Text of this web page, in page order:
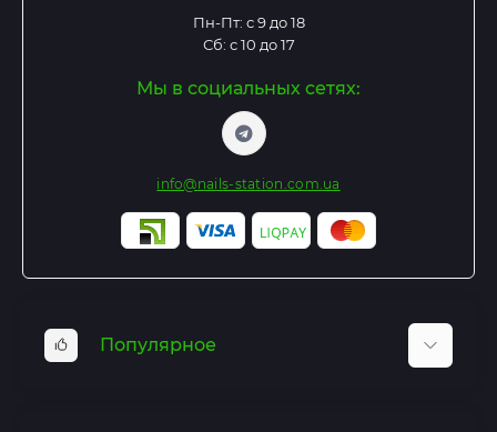
Пн-Пт: с 9 до 18
Сб: с 10 до 17
Мы в социальных сетях:
info@nails-station.com.ua
Популярное